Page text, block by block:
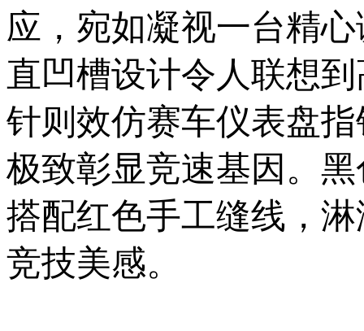
应，宛如凝视一台精
直凹槽设计令人联想
针则效仿赛车仪表盘
极致彰显竞速基因。
搭配红色手工缝线，
竞技美感。